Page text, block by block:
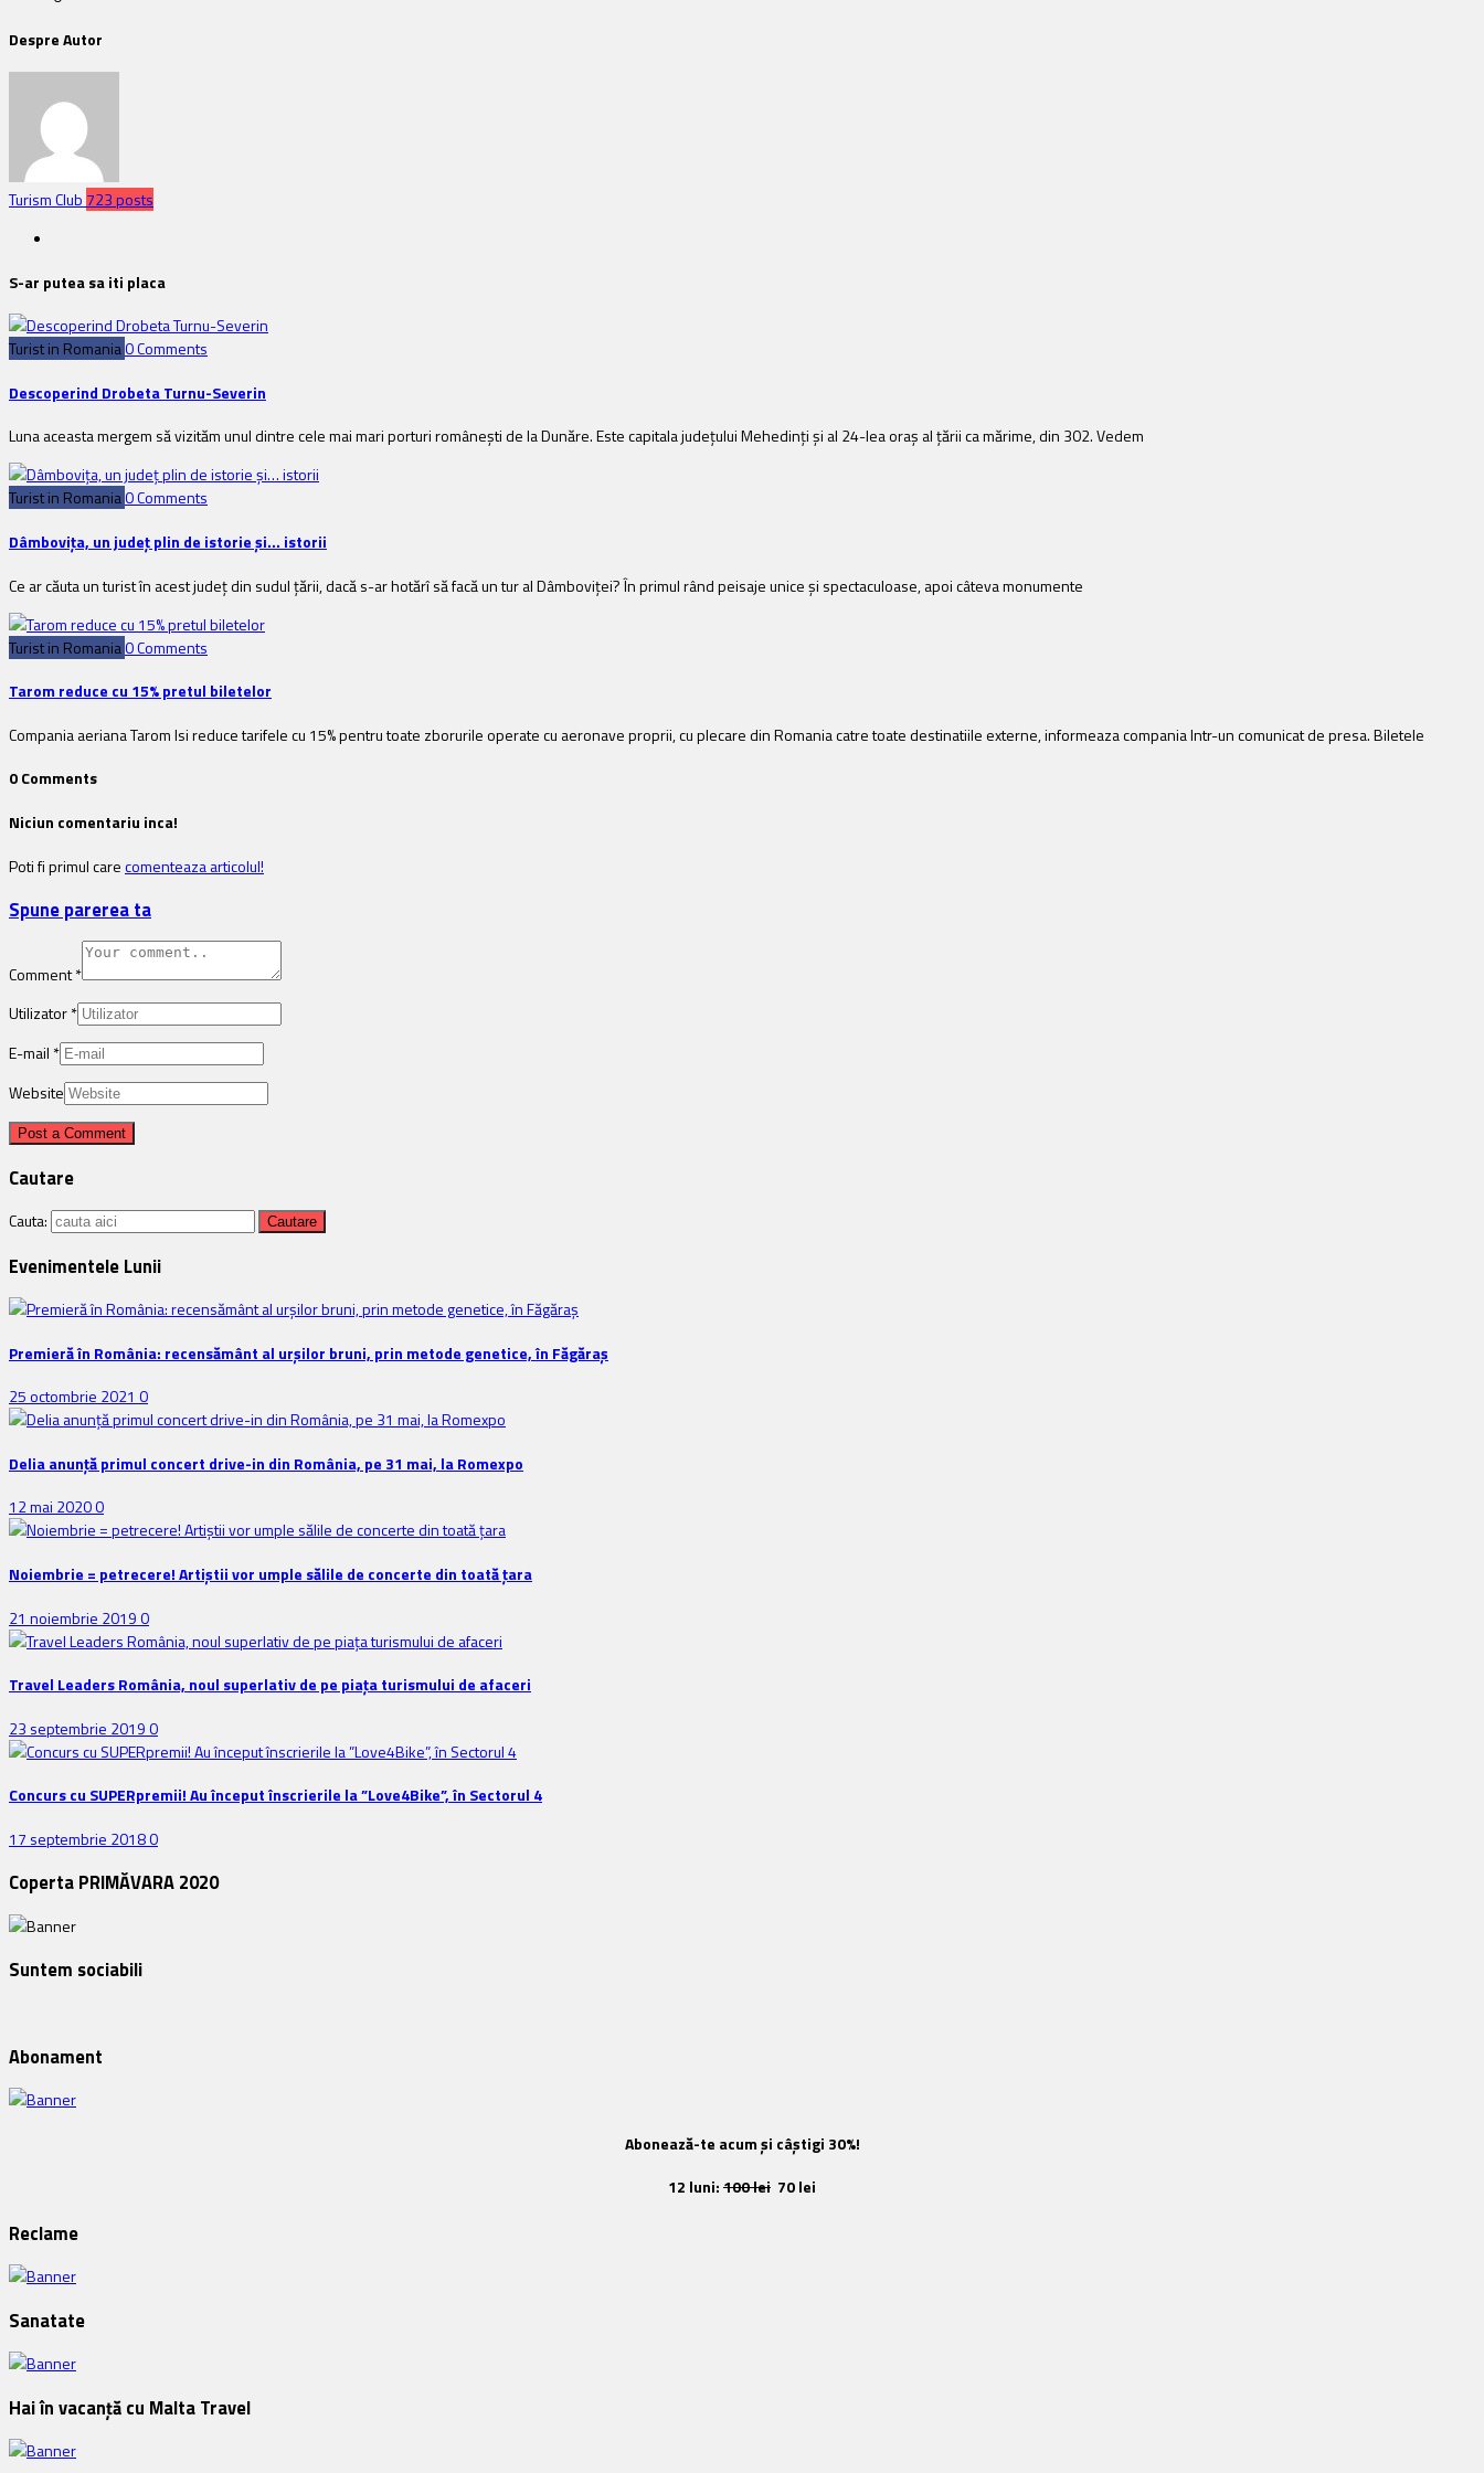
Despre Autor
Turism Club 723 posts
S-ar putea sa iti placa
Turist in Romania0 Comments
Descoperind Drobeta Turnu-Severin
Luna aceasta mergem să vizităm unul dintre cele mai mari porturi româneşti de la Dunăre. Este capitala judeţului Mehedinţi şi al 24-lea oraş al ţării ca mărime, din 302. Vedem
Turist in Romania0 Comments
Dâmboviţa, un judeţ plin de istorie şi… istorii
Ce ar căuta un turist în acest judeţ din sudul ţării, dacă s-ar hotărî să facă un tur al Dâmboviţei? În primul rând peisaje unice şi spectaculoase, apoi câteva monumente
Turist in Romania0 Comments
Tarom reduce cu 15% pretul biletelor
Compania aeriana Tarom Isi reduce tarifele cu 15% pentru toate zborurile operate cu aeronave proprii, cu plecare din Romania catre toate destinatiile externe, informeaza compania Intr-un comunicat de presa. Biletele
0 Comments
Niciun comentariu inca!
Poti fi primul carecomenteaza articolul!
Spune parerea ta
Comment*
Utilizator*
E-mail *
Website
Cautare
Cauta:
Evenimentele Lunii
Premieră în România: recensământ al urșilor bruni, prin metode genetice, în Făgăraș
25 octombrie 2021 0
Delia anunţă primul concert drive-in din România, pe 31 mai, la Romexpo
12 mai 20200
Noiembrie = petrecere! Artiștii vor umple sălile de concerte din toată țara
21 noiembrie 20190
Travel Leaders România, noul superlativ de pe piața turismului de afaceri
23 septembrie 20190
Concurs cu SUPERpremii! Au început înscrierile la ”Love4Bike”, în Sectorul 4
17 septembrie 20180
Coperta PRIMĂVARA 2020
Suntem sociabili
Abonament
Abonează-te acum și câștigi 30%!
12 luni:100 lei 70 lei
Reclame
Sanatate
Hai în vacanță cu Malta Travel